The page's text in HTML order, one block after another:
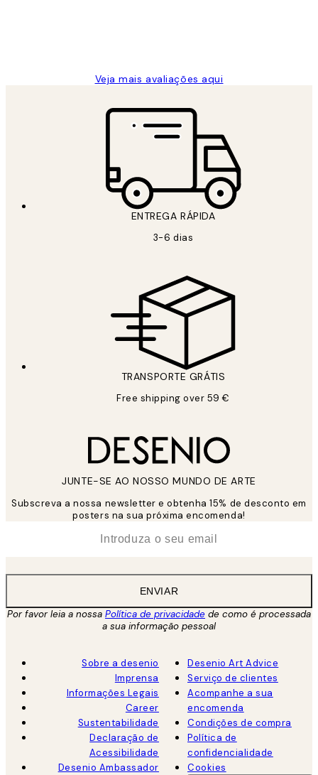
Veja mais avaliações aqui
ENTREGA RÁPIDA
3-6 dias
TRANSPORTE GRÁTIS
Free shipping over 59 €
JUNTE-SE AO NOSSO MUNDO DE ARTE
Subscreva a nossa newsletter e obtenha 15% de desconto em
posters na sua próxima encomenda!
ENVIAR
Por favor leia a nossa Política de privacidade de como é processada
a sua informação pessoal
Sobre a desenio
Imprensa
Informações Legais
Career
Sustentabilidade
Declaração de
Acessibilidade
Desenio Ambassador
Desenio Art Advice
Serviço de clientes
Acompanhe a sua
encomenda
Condições de compra
Política de
confidencialidade
Cookies